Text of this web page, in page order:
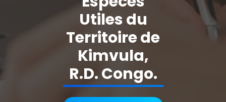
Utiles du
Territoire de
Kimvula,
R.D. Congo.